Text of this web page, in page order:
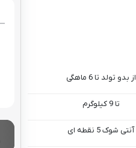
از بدو تولد تا 6 ماهگی
تا 9 کیلوگرم
آنتی شوک 5 نقطه ای